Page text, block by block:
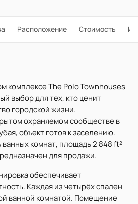
Расположение Стоимость
комплексе The Polo Townhouses
выбор для тех, кто ценит
городской жизни.
охраняемом сообществе в
объект готов к заселению.
ванных комнат, площадь 2 848 ft²
для продажи.
обеспечивает
Каждая из четырёх спален
ванной комнатой. Помещение